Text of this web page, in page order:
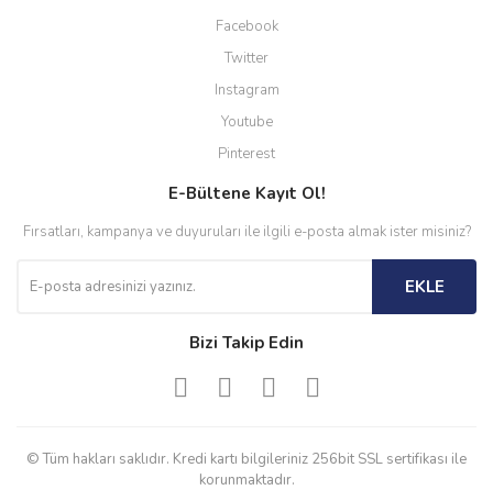
Facebook
Twitter
Instagram
Youtube
Pinterest
E-Bültene Kayıt Ol!
Fırsatları, kampanya ve duyuruları ile ilgili e-posta almak ister misiniz?
EKLE
Bizi Takip Edin
© Tüm hakları saklıdır. Kredi kartı bilgileriniz 256bit SSL sertifikası ile
korunmaktadır.